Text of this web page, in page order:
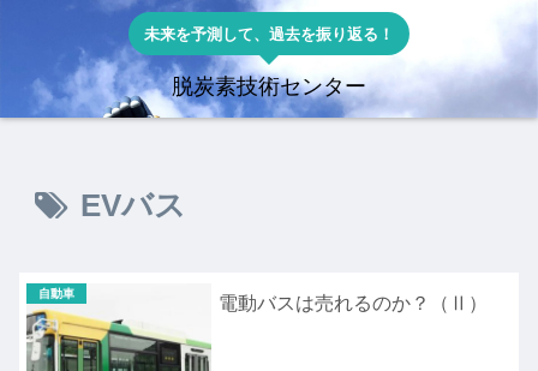
未来を予測して、過去を振り返る！
脱炭素技術センター
EVバス
自動車 電動バスは売れるのか？（Ⅱ）